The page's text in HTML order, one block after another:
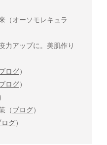
（オーソモレキュラ
力アップに。美肌作り
ログ）
ログ）
（ブログ）
ログ）